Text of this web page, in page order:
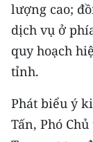
NHÂN DÂN
MUA BÁO
lượng cao;
dịch vụ ở
quy hoạch
tỉnh.
Phát biểu ý
Tấn, Phó